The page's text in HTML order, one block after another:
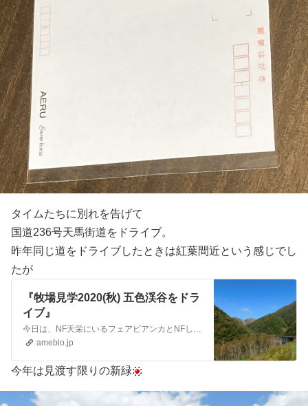
タイムたちに別れを告げて
国道236号天馬街道をドライブ。
昨年同じ道をドライブしたときは紅葉間近という感じでし
たが
『牧場見学2020(秋) 五色渓谷をドラ
イブ』
今日は、NF天栄にいるフェアビアンカとNFしがらきにいるアイリスクォーツの更新がありました。フェアビアンカは、順調にペースアップしているようで嬉しいですが、２…
ameblo.jp
今年は見渡す限りの新緑